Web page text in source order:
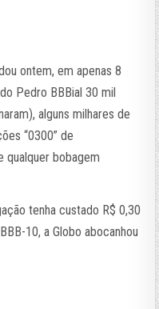
ontem, em apenas 8
Pedro BBBial 30 mil
alguns milhares de
“0300” de
qualquer bobagem
tenha custado R$ 0,30
10, a Globo abocanhou